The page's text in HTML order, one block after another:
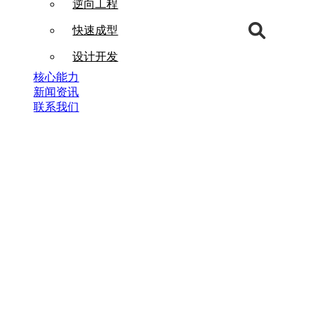
逆向工程
快速成型
设计开发
核心能力
新闻资讯
联系我们